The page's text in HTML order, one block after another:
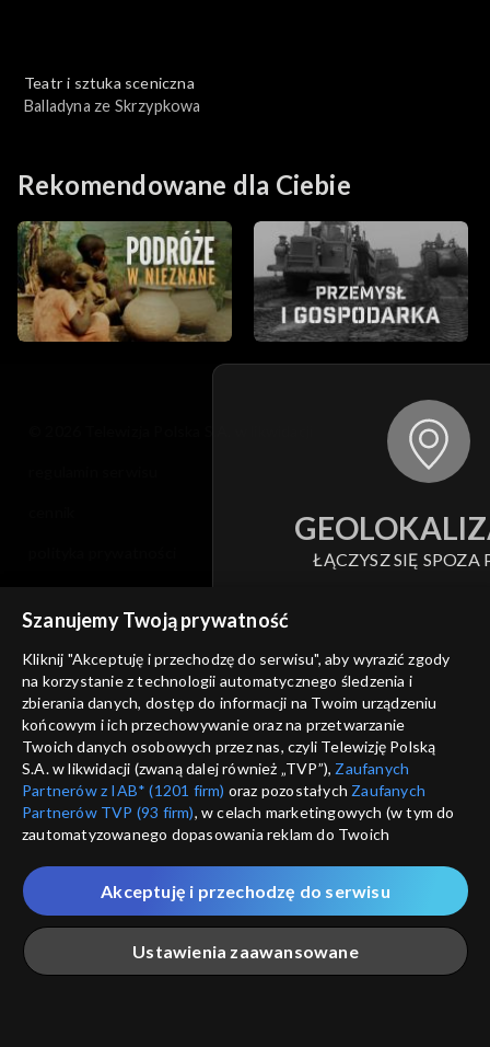
Teatr i sztuka sceniczna
Balladyna ze Skrzypkowa
Rekomendowane dla Ciebie
ŁĄCZYSZ SIĘ SPOZA
Zjednoczone , w związku z
na platformie TVP VOD
nieodstępna. Sprawdź, które
obejrzeć.
Nie pokazuj
ANULUJ
pomoc
kontakt
voucher
dostępność
informacje o dostawcy usług
Szanujemy Twoją prywatność
Kliknij "Akceptuję i przechodzę do serwisu", aby wyrazić zgody
na korzystanie z technologii automatycznego śledzenia i
zbierania danych, dostęp do informacji na Twoim urządzeniu
końcowym i ich przechowywanie oraz na przetwarzanie
Twoich danych osobowych przez nas, czyli Telewizję Polską
S.A. w likwidacji (zwaną dalej również „TVP”), Zaufanych
Partnerów z IAB* (1201 firm) oraz pozostałych Zaufanych
Partnerów TVP (93 firm), w celach marketingowych (w tym do
zautomatyzowanego dopasowania reklam do Twoich
które wskazujemy poniżej, a także zgody na udostępnianie
przez nas identyfikatora PPID do Google.
Twoje dane osobowe zbierane podczas odwiedzania przez
Ciebie naszych
poszczególnych serwisówzwanych dalej
„Portalem”, w tym informacje zapisywane za pomocą
Ustawienia zaawansowane
Akceptuję i przechodzę do serwisu